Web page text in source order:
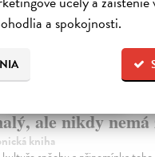
a spokojnosti.
ale nikdy
kniha